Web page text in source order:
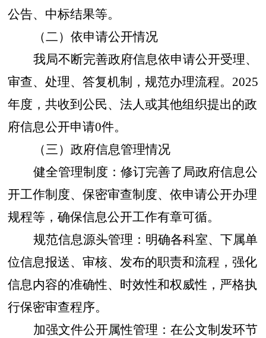
公告、中标结果等。
（二）依申请公开情况
我局不断完善政府信息依申请公开受理、
审查、处理、答复机制，规范办理流程。 2025
年度，共收到公民、法人或其他组织提出的政
府信息公开申请0件。
（三）政府信息管理情况
健全管理制度：修订完善了局政府信息公
开工作制度、保密审查制度、依申请公开办理
规程等，确保信息公开工作有章可循。
规范信息源头管理：明确各科室、下属单
位信息报送、审核、发布的职责和流程，强化
信息内容的准确性、时效性和权威性，严格执
行保密审查程序。
加强文件公开属性管理：在公文制发环节